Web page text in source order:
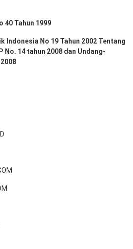
40 Tahun 1999
Indonesia No 19 Tahun 2002 Tentang
No. 14 tahun 2008 dan Undang-